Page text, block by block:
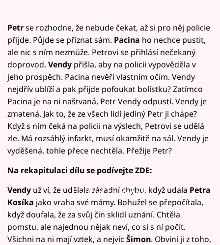
Petrse rozhodne, že nebude čekat, až si pro něj policie
přijde. Půjde se přiznat sám. Pacina ho nechce pustit,
ale nic s ním nezmůže. Petrovi se přihlásí nečekaný
doprovod. Vendy přišla, aby na policii vypověděla v
jeho prospěch. Pacina nevěří vlastním očím. Vendy
nejdřív ublíží a pak přijde pofoukat bolístku? Zatímco
Pacina je na ni naštvaná, Petr Vendy odpustí. Vendy je
zmatená. Jak to, že ze všech lidí jediný Petr ji chápe?
Když s ním čeká na policii na výslech, Petrovi se udělá
zle. Má rozsáhlý infarkt, musí okamžitě na sál. Vendy je
vyděšená, tohle přece nechtěla. Přežije Petr?
Na rekapitulaci dílu se podívejte ZDE:
Failed to fetch
Vendy už ví, že udělala zásadní chybu, když udala Petra
Kosíka jako vraha své mámy. Bohužel se přepočítala,
když doufala, že za svůj čin sklidí uznání. Chtěla
pomstu, ale najednou nějak neví, co si s ní počít.
Všichni na ni mají vztek, a nejvíc Šimon. Obviní ji z toho,